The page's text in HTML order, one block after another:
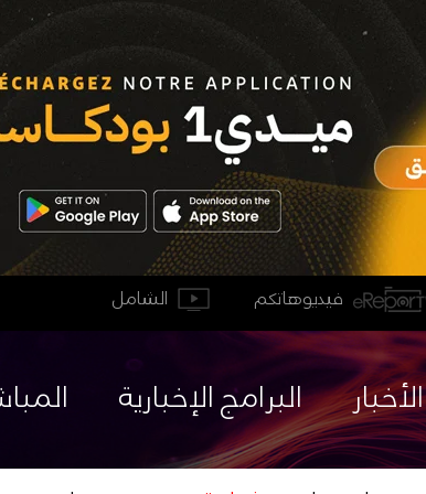
الشامل فيديوهاتكم
البرامج الإخبارية الأخبار